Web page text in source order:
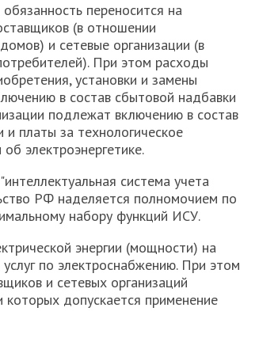
переносится на
(в отношении
и сетевые организации (в
При этом расходы
установки и замены
в состав сбытовой надбавки
подлежат включению в состав
и платы за технологическое
электроэнергетике.
система учета
РФ наделяется полномочием по
набору функций ИСУ.
энергии (мощности) на
по электроснабжению. При этом
и сетевых организаций
допускается применение